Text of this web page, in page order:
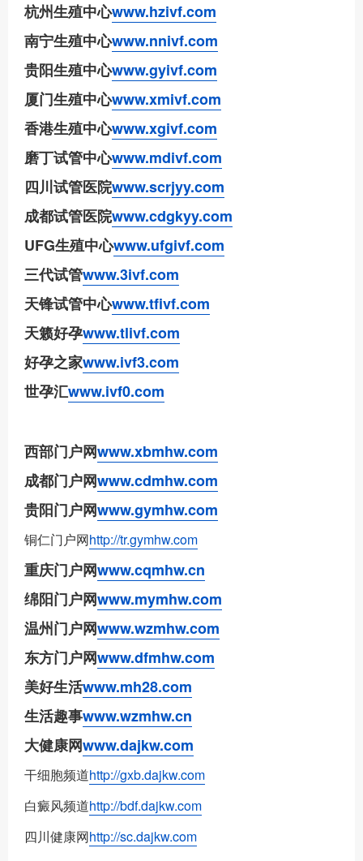
杭州生殖中心www.hzivf.com
南宁生殖中心www.nnivf.com
贵阳生殖中心www.gyivf.com
厦门生殖中心www.xmivf.com
香港生殖中心www.xgivf.com
磨丁试管中心www.mdivf.com
四川试管医院www.scrjyy.com
成都试管医院www.cdgkyy.com
UFG生殖中心www.ufgivf.com
三代试管www.3ivf.com
天锋试管中心www.tfivf.com
天籁好孕www.tlivf.com
好孕之家www.ivf3.com
世孕汇www.ivf0.com
西部门户网www.xbmhw.com
成都门户网www.cdmhw.com
贵阳门户网www.gymhw.com
铜仁门户网http://tr.gymhw.com
重庆门户网www.cqmhw.cn
绵阳门户网www.mymhw.com
温州门户网www.wzmhw.com
东方门户网www.dfmhw.com
美好生活www.mh28.com
生活趣事www.wzmhw.cn
大健康网www.dajkw.com
干细胞频道http://gxb.dajkw.com
白癜风频道http://bdf.dajkw.com
四川健康网http://sc.dajkw.com